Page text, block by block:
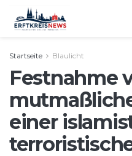
Startseite Blaulicht
Festnahme
einer